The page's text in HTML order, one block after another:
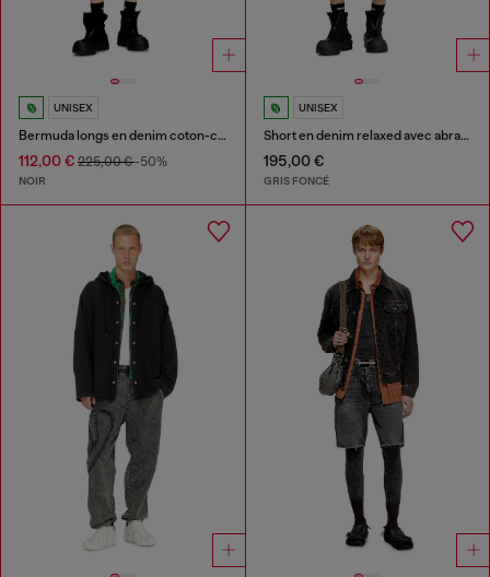
UNISEX
Bermuda longs en denim coton-chanvre traité
112,00 € 225,00 €-50%
NOIR
UNISEX
Short en denim relaxed avec abrasions
195,00 €
GRIS FONCÉ